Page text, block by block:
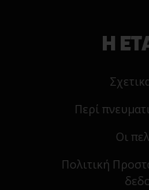
Η
Περί
Οι
Πολιτική